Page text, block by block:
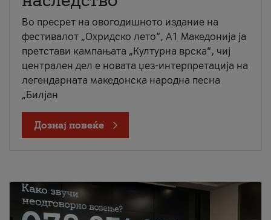
Во пресрет на овогодишното издание на
фестивалот „Охридско лето“, А1 Македонија ја
претстави кампањата „Културна врска“, чиј
централен дел е новата џез-интерпретација на
легендарната македонска народна песна
„Билјан
Дознај повеќе